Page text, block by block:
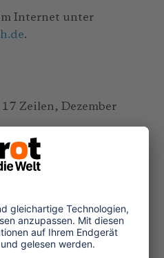
Internet unter
.
Zeilen, Dezember